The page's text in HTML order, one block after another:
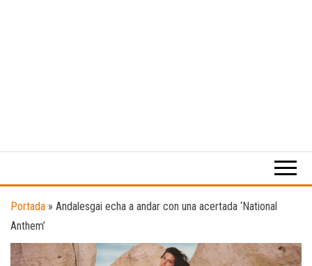
digital
el
música.
Portada » Andalesgai echa a andar con una acertada ‘National
Anthem’